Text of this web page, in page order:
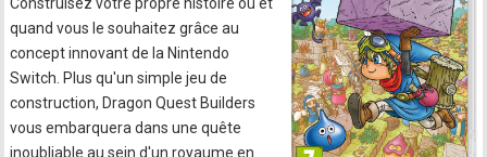
quand vous le souhaitez grâce au
concept innovant de la Nintendo
Switch. Plus qu'un simple jeu de
construction, Dragon Quest Builders
vous embarquera dans une quête
inoubliable au sein d'un royaume en